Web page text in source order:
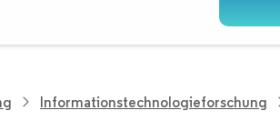
Informationstechnologieforschung